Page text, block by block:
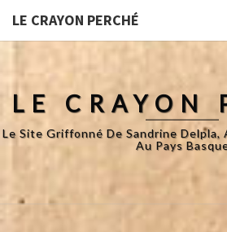
LE CRAYON PERCHÉ
LE CRAYON
Le Site Griffonné De Sandrine
Au Pays